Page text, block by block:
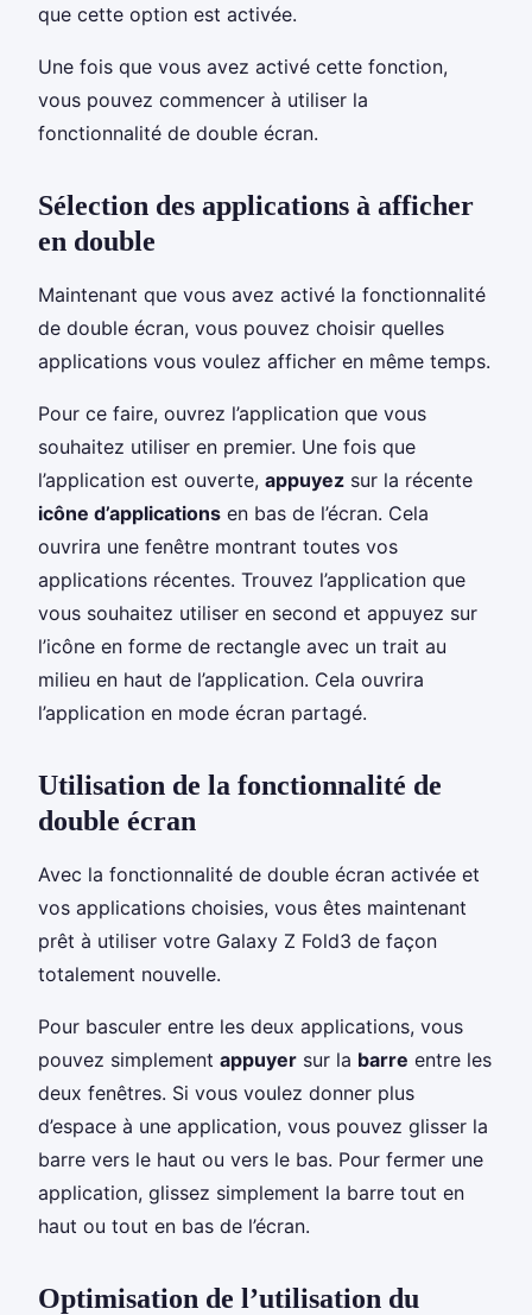
que cette option est activée.
Une fois que vous avez activé cette fonction,
vous pouvez commencer à utiliser la
fonctionnalité de double écran.
Sélection des applications à afficher
en double
Maintenant que vous avez activé la fonctionnalité
de double écran, vous pouvez choisir quelles
applications vous voulez afficher en même temps.
Pour ce faire, ouvrez l’application que vous
souhaitez utiliser en premier. Une fois que
l’application est ouverte, appuyez sur la récente
icône d’applications en bas de l’écran. Cela
ouvrira une fenêtre montrant toutes vos
applications récentes. Trouvez l’application que
vous souhaitez utiliser en second et appuyez sur
l’icône en forme de rectangle avec un trait au
milieu en haut de l’application. Cela ouvrira
l’application en mode écran partagé.
Utilisation de la fonctionnalité de
double écran
Avec la fonctionnalité de double écran activée et
vos applications choisies, vous êtes maintenant
prêt à utiliser votre Galaxy Z Fold3 de façon
totalement nouvelle.
Pour basculer entre les deux applications, vous
pouvez simplement appuyer sur la barre entre les
deux fenêtres. Si vous voulez donner plus
d’espace à une application, vous pouvez glisser la
barre vers le haut ou vers le bas. Pour fermer une
application, glissez simplement la barre tout en
haut ou tout en bas de l’écran.
Optimisation de l’utilisation du